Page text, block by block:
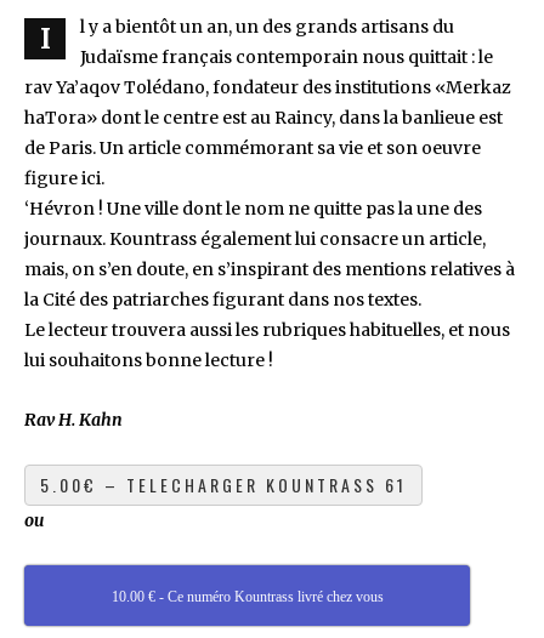
I
l y a bientôt un an, un des grands artisans du
Judaïsme français contemporain nous quittait : le
rav Ya’aqov Tolédano, fondateur des institutions «Merkaz
haTora» dont le centre est au Raincy, dans la banlieue est
de Paris. Un article commémorant sa vie et son oeuvre
figure ici.
‘Hévron ! Une ville dont le nom ne quitte pas la une des
journaux. Kountrass également lui consacre un article,
mais, on s’en doute, en s’inspirant des mentions relatives à
la Cité des patriarches figurant dans nos textes.
Le lecteur trouvera aussi les rubriques habituelles, et nous
lui souhaitons bonne lecture !
Rav H. Kahn
ou
10.00 € - Ce numéro Kountrass livré chez vous